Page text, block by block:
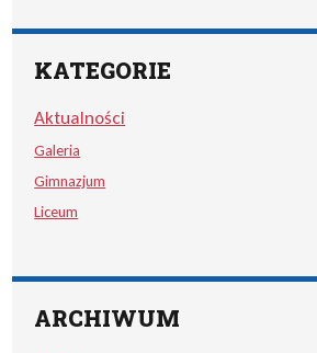
KATEGORIE
Aktualności
Galeria
Gimnazjum
Liceum
ARCHIWUM